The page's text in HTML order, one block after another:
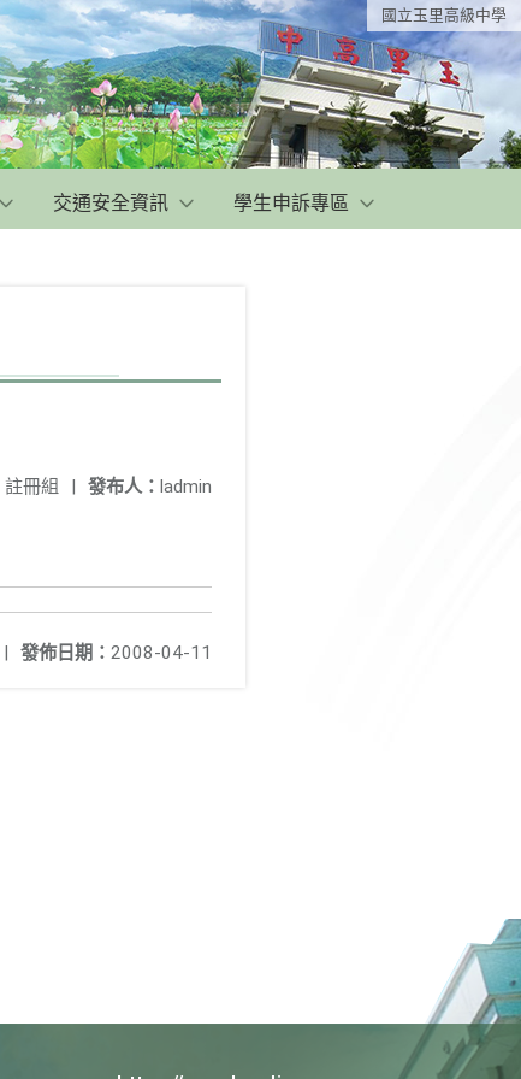
國立玉里高級中學
交通安全資訊 學生申訴專區
發布人： ladmin
註冊組 |
發佈日期： 2008-04-11
|